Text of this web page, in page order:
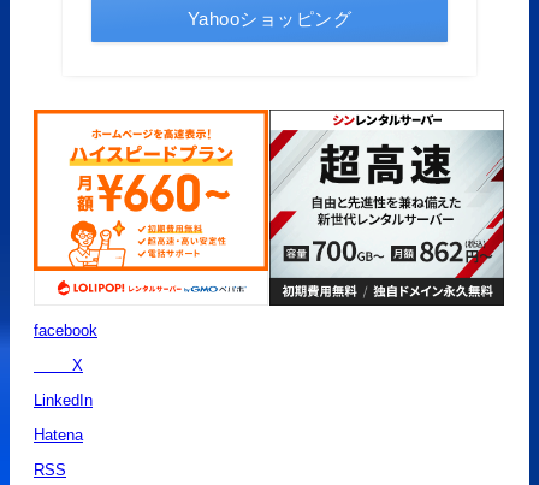
Yahooショッピング
facebook
X
LinkedIn
Hatena
RSS